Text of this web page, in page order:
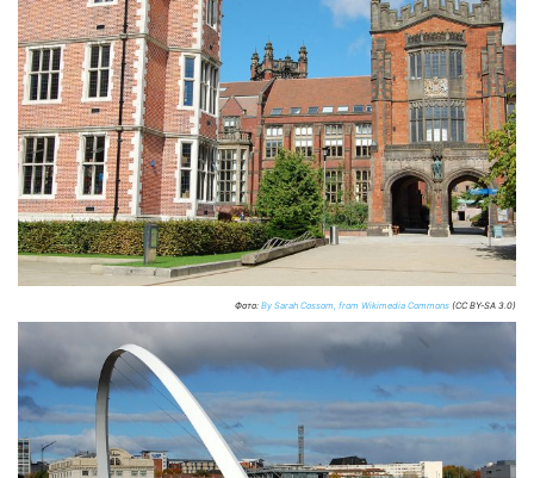
Фото: By Sarah Cossom, from Wikimedia Commons (CC BY-SA 3.0)